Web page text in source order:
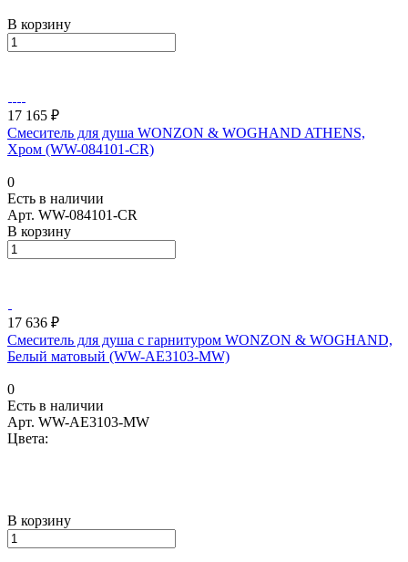
В корзину
17 165 ₽
Смеситель для душа WONZON & WOGHAND ATHENS,
Хром (WW-084101-CR)
0
Есть в наличии
Арт. WW-084101-CR
В корзину
17 636 ₽
Смеситель для душа с гарнитуром WONZON & WOGHAND,
Белый матовый (WW-AE3103-MW)
0
Есть в наличии
Арт. WW-AE3103-MW
Цвета:
В корзину